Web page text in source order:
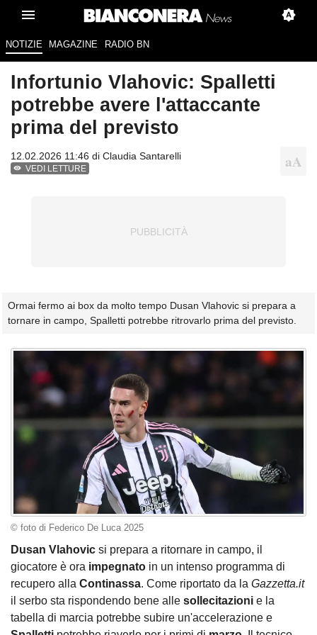
NOTIZIE MAGAZINE RADIO BN
Infortunio Vlahovic: Spalletti
potrebbe avere l'attaccante
prima del previsto
12.02.2026 11:46 di Claudia Santarelli
VEDI LETTURE
Ormai fermo ai box da molto tempo Dusan Vlahovic si prepara a
tornare in campo, Spalletti potrebbe ritrovarlo prima del previsto.
© foto di Federico De Luca 2025
Dusan Vlahovic si prepara a ritornare in campo, il
giocatore è ora impegnato in un intenso programma di
recupero alla Continassa. Come riportato da la Gazzetta.it
il serbo sta rispondendo bene alle sollecitazioni e la
tabella di marcia potrebbe subire un'accelerazione e